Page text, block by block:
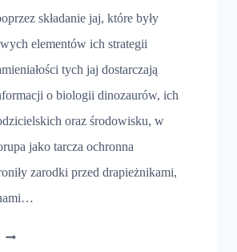
składanie jaj, które były
elementów ich strategii
tych jaj dostarczają
o biologii dinozaurów, ich
oraz środowisku, w
jako tarcza ochronna
zarodki przed drapieżnikami,
JAJA